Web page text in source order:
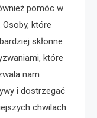
pomóc w
które
skłonne
które
nam
i dostrzegać
chwilach.